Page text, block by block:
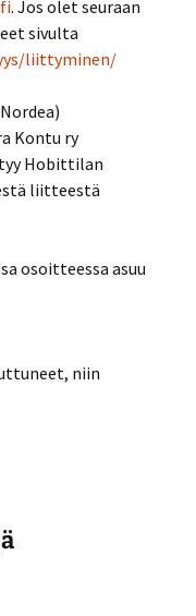
. Jos olet seuraan
sivulta
liittyminen/
Kontu ry
Hobittilan
liitteestä
osoitteessa asuu
niin